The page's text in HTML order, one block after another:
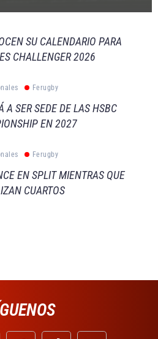
SU CALENDARIO PARA
CHALLENGER 2026
Ferugby
A SER SEDE DE LAS HSBC
EN 2027
Ferugby
EN SPLIT MIENTRAS QUE
CUARTOS